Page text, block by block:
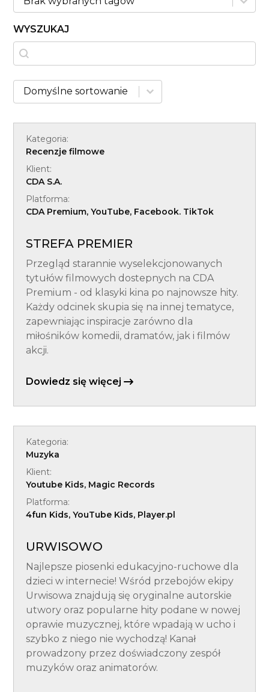
WYSZUKAJ
WYSZUKAJ
Wyszukaj
SORTUJ (SERIE)
Sort content
Kategoria:
Recenzje filmowe
Klient:
CDA S.A.
Platforma:
CDA Premium, YouTube, Facebook. TikTok
STREFA PREMIER
Przegląd starannie wyselekcjonowanych
tytułów filmowych dostepnych na CDA
Premium - od klasyki kina po najnowsze hity.
Każdy odcinek skupia się na innej tematyce,
zapewniając inspiracje zarówno dla
miłośników komedii, dramatów, jak i filmów
akcji.
Dowiedz się więcej
Kategoria:
Muzyka
Klient:
Youtube Kids, Magic Records
Platforma:
4fun Kids, YouTube Kids, Player.pl
URWISOWO
Najlepsze piosenki edukacyjno-ruchowe dla
dzieci w internecie! Wśród przebojów ekipy
Urwisowa znajdują się oryginalne autorskie
utwory oraz popularne hity podane w nowej
oprawie muzycznej, które wpadają w ucho i
szybko z niego nie wychodzą! Kanał
prowadzony przez doświadczony zespół
muzyków oraz animatorów.